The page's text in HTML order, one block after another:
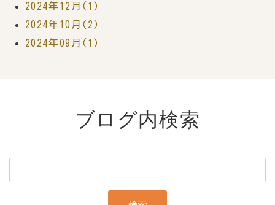
2024年12月(1)
2024年10月(2)
2024年09月(1)
ブログ内検索